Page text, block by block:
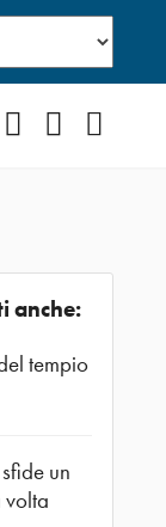
anche:
tempio
un